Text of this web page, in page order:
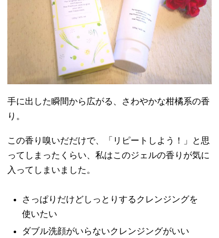
k
手に出した瞬間から広がる、さわやかな柑橘系の香
り。
この香り嗅いだだけで、「リピートしよう！」と思
ってしまったくらい、私はこのジェルの香りが気に
入ってしまいました。
さっぱりだけどしっとりするクレンジングを
使いたい
ダブル洗顔がいらないクレンジングがいい